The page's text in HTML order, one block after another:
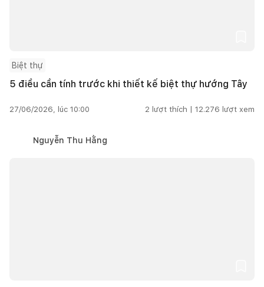
Biệt thự
5 điều cần tính trước khi thiết kế biệt thự hướng Tây
27/06/2026, lúc 10:00 2 lượt thích | 12.276 lượt xem
Nguyễn Thu Hằng